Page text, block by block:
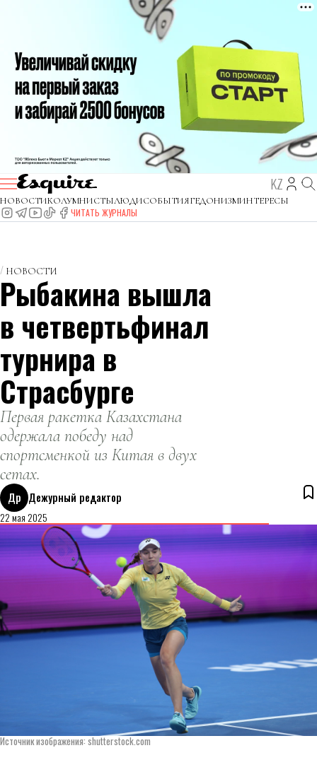
KZ
НОВОСТИКОЛУМНИСТЫЛЮДИСОБЫТИЯГЕДОНИЗМИНТЕРЕСЫ
ЧИТАТЬ ЖУРНАЛЫ
НОВОСТИ
Рыбакина вышла
в четвертьфинал
турнира в
Страсбурге
Первая ракетка Казахстана
одержала победу над
спортсменкой из Китая в двух
сетах.
Др Дежурный редактор
22 мая 2025
Источник изображения: shutterstock.com